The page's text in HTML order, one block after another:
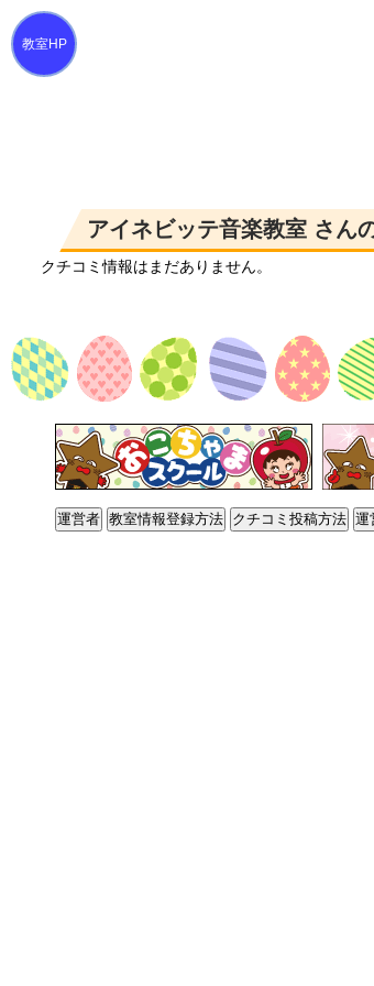
アイネビッテ音楽教室 さん
クチコミ情報はまだありません。